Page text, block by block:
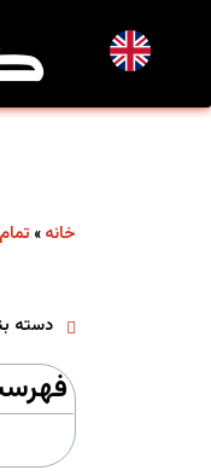
خانه »
دسته